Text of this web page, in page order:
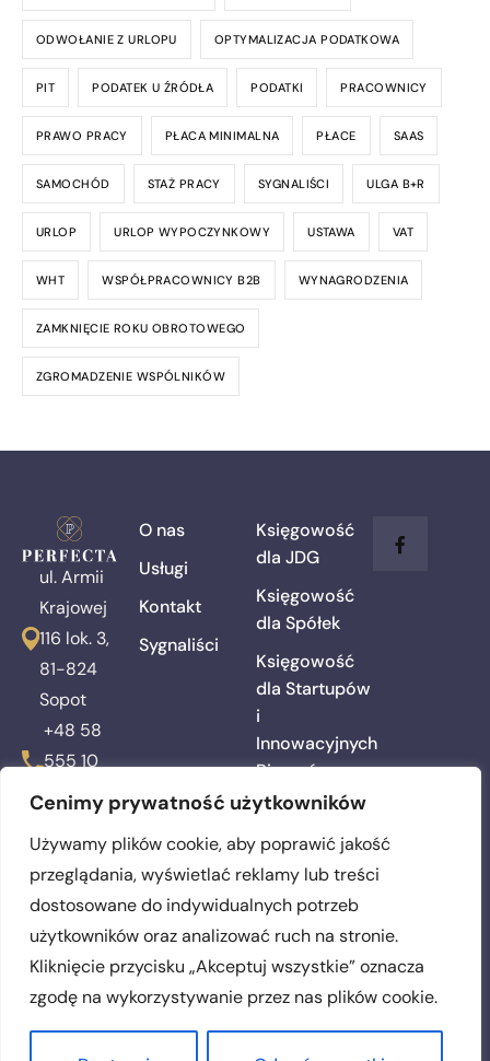
Cenimy prywatność użytkowników
Używamy plików cookie, aby poprawić jakość
przeglądania, wyświetlać reklamy lub treści
dostosowane do indywidualnych potrzeb
użytkowników oraz analizować ruch na stronie.
Kliknięcie przycisku „Akceptuj wszystkie” oznacza
zgodę na wykorzystywanie przez nas plików cookie.
ODWOŁANIE Z URLOPU OPTYMALIZACJA PODATKOWA
PIT PODATEK U ŹRÓDŁA PODATKI PRACOWNICY
PRAWO PRACY PŁACA MINIMALNA PŁACE SAAS
SAMOCHÓD STAŻ PRACY SYGNALIŚCI ULGA B+R
URLOP URLOP WYPOCZYNKOWY USTAWA VAT
WHT WSPÓŁPRACOWNICY B2B WYNAGRODZENIA
ZAMKNIĘCIE ROKU OBROTOWEGO
ZGROMADZENIE WSPÓLNIKÓW
ul. Armii
Krajowej
116 lok. 3,
81-824
Sopot
+48 58
555 10
biuro@awperfecta.pl
O nas
Usługi
Kontakt
Sygnaliści
Księgowość
dla JDG
Księgowość
dla Spółek
Księgowość
dla Startupów
i
Innowacyjnych
Biznesów
Kadry i
Płace
Zakładanie
Działalności
i Spółek
© 2025 PERFECTABiuro Rachunkowe. Wszelkie prawa